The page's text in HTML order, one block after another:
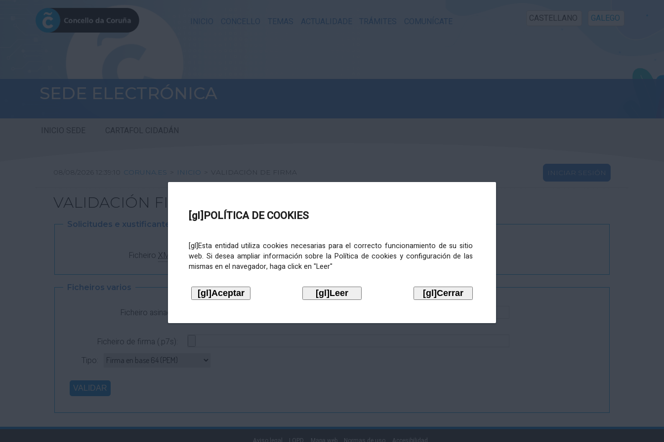
INICIO CONCELLO TEMAS ACTUALIDADE TRÁMITES COMUNÍCATE CASTELLANO GALEGO
SEDE ELECTRÓNICA
INICIO SEDE CARTAFOL CIDADÁN
[gl]POLÍTICA DE COOKIES
[gl]Esta entidad utiliza cookies necesarias para el correcto funcionamiento de su sitio
web. Si desea ampliar información sobre la Política de cookies y configuración de las
mismas en el navegador, haga click en "Leer"
08/08/2026 12:39:10 CORUNA.ES > INICIO > VALIDACIÓN DE FIRMA INICIAR SESIÓN
VALIDACIÓN FIRMA DIXITAL
Solicitudes e xustificantes
FicheiroXML
Ficheiros varios
Ficheiro asinado:
Ficheiro de firma (.p7s):
Tipo:
Aviso legal LOPD Mapa web Normas de uso Accesibilidad